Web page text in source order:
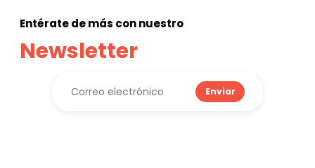
Entérate de más con nuestro
Newsletter
Enviar